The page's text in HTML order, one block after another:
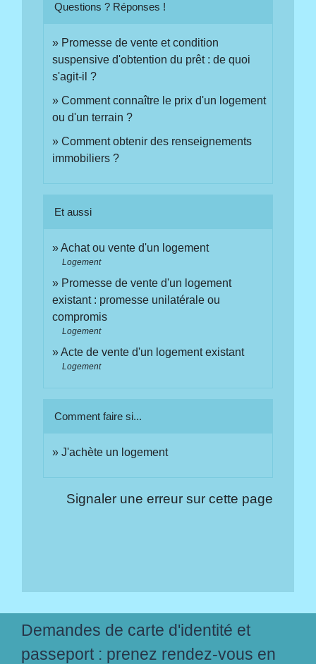
Questions ? Réponses !
Promesse de vente et condition
suspensive d'obtention du prêt : de quoi
s'agit-il ?
Comment connaître le prix d'un logement
ou d'un terrain ?
Comment obtenir des renseignements
immobiliers ?
Et aussi
Achat ou vente d'un logement
Logement
Promesse de vente d'un logement
existant : promesse unilatérale ou
compromis
Logement
Acte de vente d'un logement existant
Logement
Comment faire si...
J'achète un logement
Signaler une erreur sur cette page
Demandes de carte d'identité et
passeport : prenez rendez-vous en